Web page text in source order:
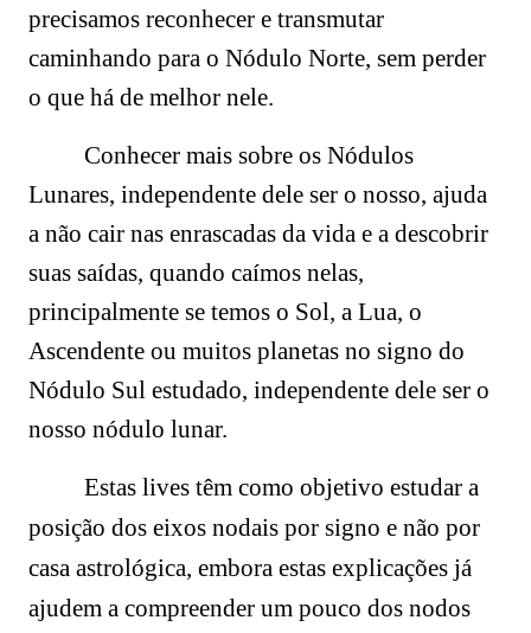
precisamos reconhecer e transmutar
caminhando para o Nódulo Norte, sem perder
o que há de melhor nele.
Conhecer mais sobre os Nódulos
Lunares, independente dele ser o nosso, ajuda
a não cair nas enrascadas da vida e a descobrir
suas saídas, quando caímos nelas,
principalmente se temos o Sol, a Lua, o
Ascendente ou muitos planetas no signo do
Nódulo Sul estudado, independente dele ser o
nosso nódulo lunar.
Estas lives têm como objetivo estudar a
posição dos eixos nodais por signo e não por
casa astrológica, embora estas explicações já
ajudem a compreender um pouco dos nodos